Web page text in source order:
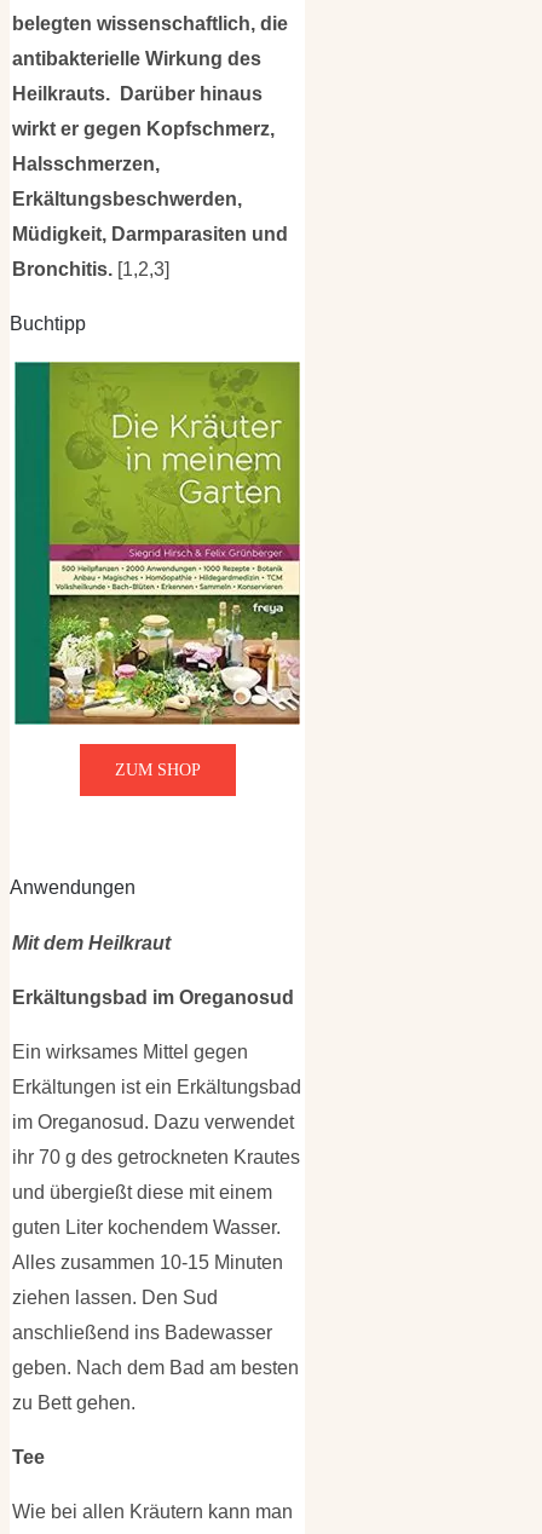
belegten wissenschaftlich, die
antibakterielle Wirkung des
Heilkrauts. Darüber hinaus
wirkt er gegen Kopfschmerz,
Halsschmerzen,
Erkältungsbeschwerden,
Müdigkeit, Darmparasiten und
Bronchitis. [1,2,3]
Buchtipp
ZUM SHOP
Anwendungen
Mit dem Heilkraut
Erkältungsbad im Oreganosud
Ein wirksames Mittel gegen
Erkältungen ist ein Erkältungsbad
im Oreganosud. Dazu verwendet
ihr 70 g des getrockneten Krautes
und übergießt diese mit einem
guten Liter kochendem Wasser.
Alles zusammen 10-15 Minuten
ziehen lassen. Den Sud
anschließend ins Badewasser
geben. Nach dem Bad am besten
zu Bett gehen.
Tee
Wie bei allen Kräutern kann man